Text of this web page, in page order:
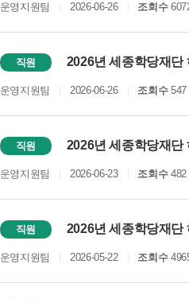
운영지원팀 2026-06-26 조회수
직원 2026년 세종학당재단
운영지원팀 2026-06-26 조회수547
직원 2026년 세종학당재단
운영지원팀 2026-06-23 조회수482
직원 2026년 세종학당재단
운영지원팀 2026-05-22 조회수